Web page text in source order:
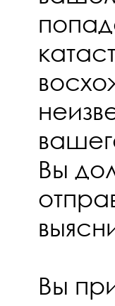
Вы
Вы